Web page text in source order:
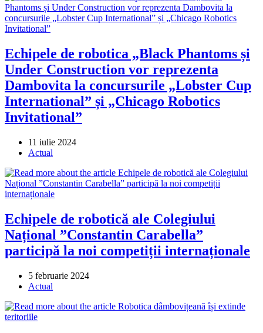
Echipele de robotica „Black Phantoms și
Under Construction vor reprezenta
Dambovita la concursurile „Lobster Cup
International” și „Chicago Robotics
Invitational”
Post
published:
11 iulie 2024
Post
Actual
Echipele de robotică ale Colegiului
Național ”Constantin Carabella”
participă la noi competiții internaționale
Post
published:
5 februarie 2024
Post
Actual